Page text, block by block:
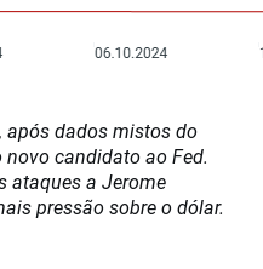
após dados mistos do
candidato ao Fed.
ataques a Jerome
pressão sobre o dólar.